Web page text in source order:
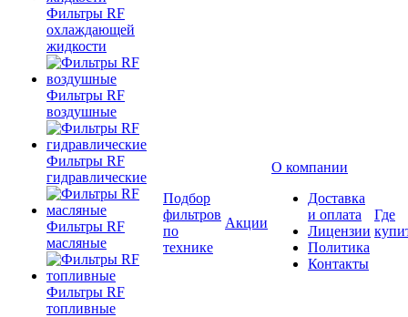
Фильтры RF
охлаждающей
жидкости
Фильтры RF
воздушные
Фильтры RF
гидравлические
Фильтры RF
масляные
Фильтры RF
топливные
Подбор
фильтров
по
технике
Акции
О компании
Доставка
и оплата
Лицензии
Политика
Контакты
Где